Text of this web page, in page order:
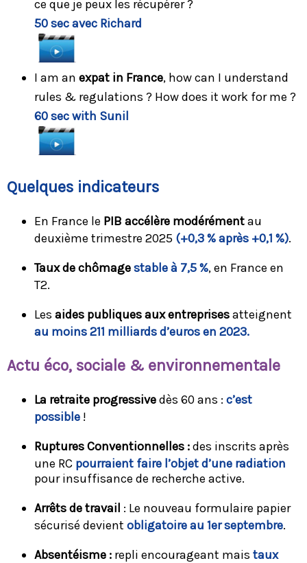
ce que je peux les récupérer ?
50 sec avec Richard
I am an expat in France, how can I understand
rules & regulations ? How does it work for me ?
60 sec with Sunil
Quelques indicateurs
En France le PIB accélère modérémentau
deuxième trimestre 2025 (+0,3 % après +0,1 %).
Taux de chômagestable à 7,5 %, en France en
T2.
Les aides publiques aux entreprisesatteignent
au moins 211 milliards d’euros en 2023.
Actu éco, sociale & environnementale
La retraite progressivedès 60 ans : c’est
possible !
Ruptures Conventionnelles :des inscrits après
une RC pourraient faire l’objet d’une radiation
pour insuffisance de recherche active.
Arrêts de travail : Le nouveau formulaire papier
sécurisé devient obligatoire au 1er septembre.
Absentéisme : repli encourageant mais taux